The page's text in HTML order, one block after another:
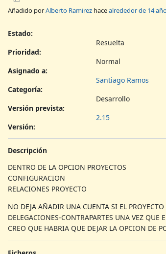
Añadido porAlberto Ramirez hacealrededor de 14
Estado:
Resuelta
Prioridad:
Normal
Asignado a:
Santiago Ramos
Categoría:
Desarrollo
Versión prevista:
2.15
Versión:
Descripción
DENTRO DE LA OPCION PROYECTOS
CONFIGURACION
RELACIONES PROYECTO
NO DEJA AÑADIR UNA CUENTA SI EL
DELEGACIONES-CONTRAPARTES UNA VEZ QUE
CREO QUE HABRIA QUE DEJAR LA OPCION DE